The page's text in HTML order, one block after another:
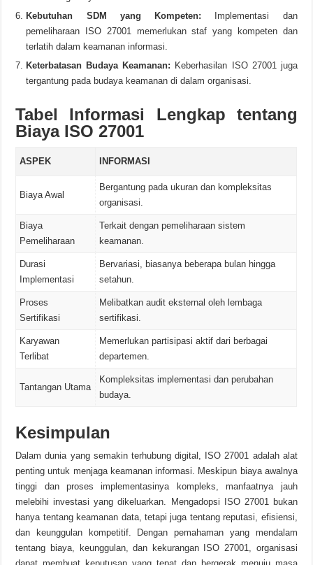
Kebutuhan SDM yang Kompeten: Implementasi dan
pemeliharaan ISO 27001 memerlukan staf yang kompeten dan
terlatih dalam keamanan informasi.
Keterbatasan Budaya Keamanan: Keberhasilan ISO 27001 juga
tergantung pada budaya keamanan di dalam organisasi.
Tabel Informasi Lengkap tentang
Biaya ISO 27001
ASPEK INFORMASI
Biaya Awal
Bergantung pada ukuran dan kompleksitas
organisasi.
Biaya
Pemeliharaan
Terkait dengan pemeliharaan sistem
keamanan.
Durasi
Implementasi
Bervariasi, biasanya beberapa bulan hingga
setahun.
Proses
Sertifikasi
Melibatkan audit eksternal oleh lembaga
sertifikasi.
Karyawan
Terlibat
Memerlukan partisipasi aktif dari berbagai
departemen.
Tantangan Utama
Kompleksitas implementasi dan perubahan
budaya.
Kesimpulan
Dalam dunia yang semakin terhubung digital, ISO 27001 adalah alat
penting untuk menjaga keamanan informasi. Meskipun biaya awalnya
tinggi dan proses implementasinya kompleks, manfaatnya jauh
melebihi investasi yang dikeluarkan. Mengadopsi ISO 27001 bukan
hanya tentang keamanan data, tetapi juga tentang reputasi, efisiensi,
dan keunggulan kompetitif. Dengan pemahaman yang mendalam
tentang biaya, keunggulan, dan kekurangan ISO 27001, organisasi